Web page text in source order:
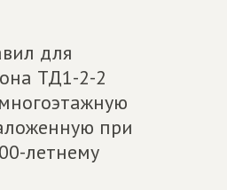
для
ТД1-2-2
при
летнему